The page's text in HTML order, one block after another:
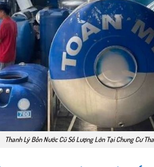
Thanh Lý Bồn Nước Cũ Số Lượng Lớn Tại Chung Cư